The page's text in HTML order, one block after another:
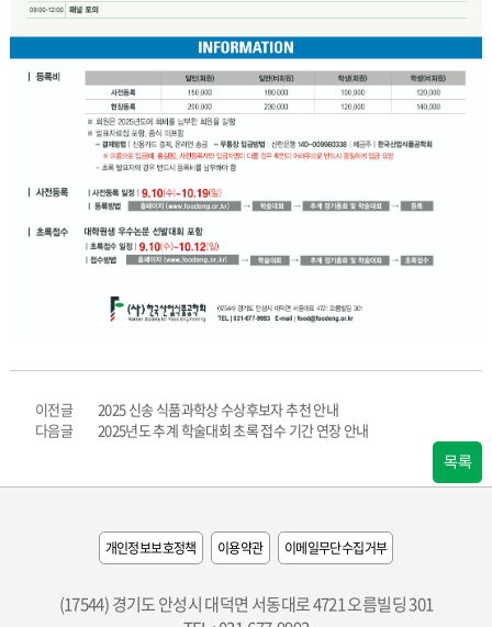
이전글
2025 신송 식품과학상 수상후보자 추천 안내
다음글
2025년도 추계 학술대회 초록 접수 기간 연장 안내
목록
개인정보보호정책 이용약관 이메일무단수집거부
(17544) 경기도 안성시 대덕면 서동대로 4721 오름빌딩 301